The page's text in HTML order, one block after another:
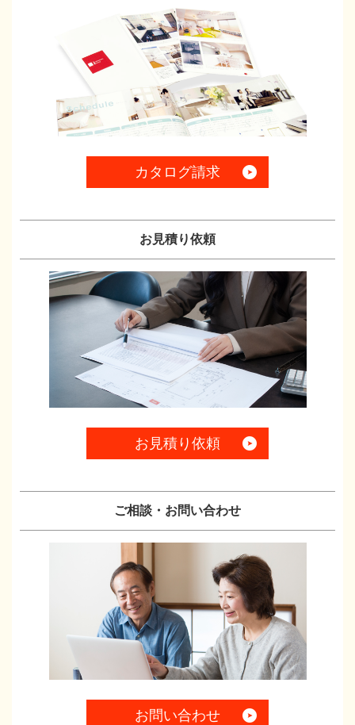
カタログ請求
お見積り依頼
お見積り依頼
ご相談・お問い合わせ
お問い合わせ